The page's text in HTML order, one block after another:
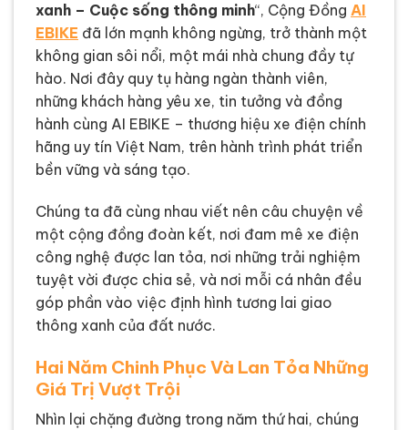
xanh – Cuộc sống thông minh“, Cộng Đồng AI
EBIKE đã lớn mạnh không ngừng, trở thành một
không gian sôi nổi, một mái nhà chung đầy tự
hào. Nơi đây quy tụ hàng ngàn thành viên,
những khách hàng yêu xe, tin tưởng và đồng
hành cùng AI EBIKE – thương hiệu xe điện chính
hãng uy tín Việt Nam, trên hành trình phát triển
bền vững và sáng tạo.
Chúng ta đã cùng nhau viết nên câu chuyện về
một cộng đồng đoàn kết, nơi đam mê xe điện
công nghệ được lan tỏa, nơi những trải nghiệm
tuyệt vời được chia sẻ, và nơi mỗi cá nhân đều
góp phần vào việc định hình tương lai giao
thông xanh của đất nước.
Hai Năm Chinh Phục Và Lan Tỏa Những
Giá Trị Vượt Trội
Nhìn lại chặng đường trong năm thứ hai, chúng